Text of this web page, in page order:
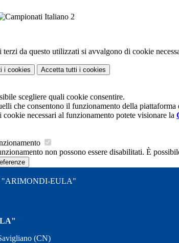
terzi da questo utilizzati si avvalgono di cookie
i cookies Accetta tutti i cookies
scegliere quali cookie consentire.
che consentono il funzionamento della
cookie necessari al funzionamento potete visionare la
non possono essere disabilitati. È
"ARIMONDI-EULA"
(CN)